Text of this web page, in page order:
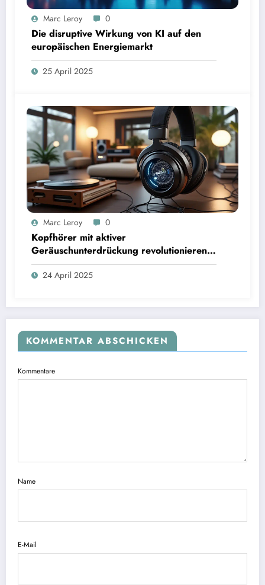
Marc Leroy 0
Die disruptive Wirkung von KI auf den
europäischen Energiemarkt
25 April 2025
Marc Leroy 0
Kopfhörer mit aktiver
Geräuschunterdrückung revolutionieren
das Hörerlebnis für anspruchsvolle
Audiophile.
24 April 2025
KOMMENTAR ABSCHICKEN
Kommentare
Name
E-Mail